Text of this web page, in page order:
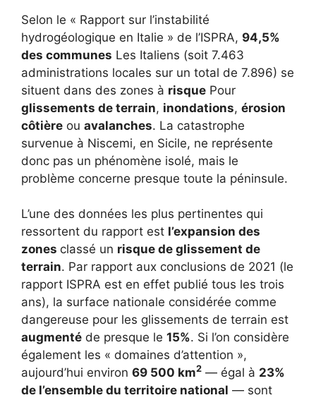
Selon le « Rapport sur l’instabilité
hydrogéologique en Italie » de l’ISPRA, 94,5%
des communes Les Italiens (soit 7.463
administrations locales sur un total de 7.896) se
situent dans des zones à risque Pour
glissements de terrain, inondations, érosion
côtière ou avalanches. La catastrophe
survenue à Niscemi, en Sicile, ne représente
donc pas un phénomène isolé, mais le
problème concerne presque toute la péninsule.
L’une des données les plus pertinentes qui
ressortent du rapport est l’expansion des
zones classé un risque de glissement de
terrain. Par rapport aux conclusions de 2021 (le
rapport ISPRA est en effet publié tous les trois
ans), la surface nationale considérée comme
dangereuse pour les glissements de terrain est
augmenté de presque le 15%. Si l’on considère
également les « domaines d’attention »,
aujourd’hui environ 69 500 km2 — égal à 23%
de l’ensemble du territoire national — sont